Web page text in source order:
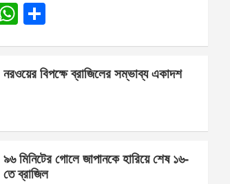
W
s
p
e
নরওয়ের বিপক্ষে ব্রাজিলের সম্ভাব্য একাদশ
৯৬ মিনিটের গোলে জাপানকে হারিয়ে শেষ ১৬-
তে ব্রাজিল